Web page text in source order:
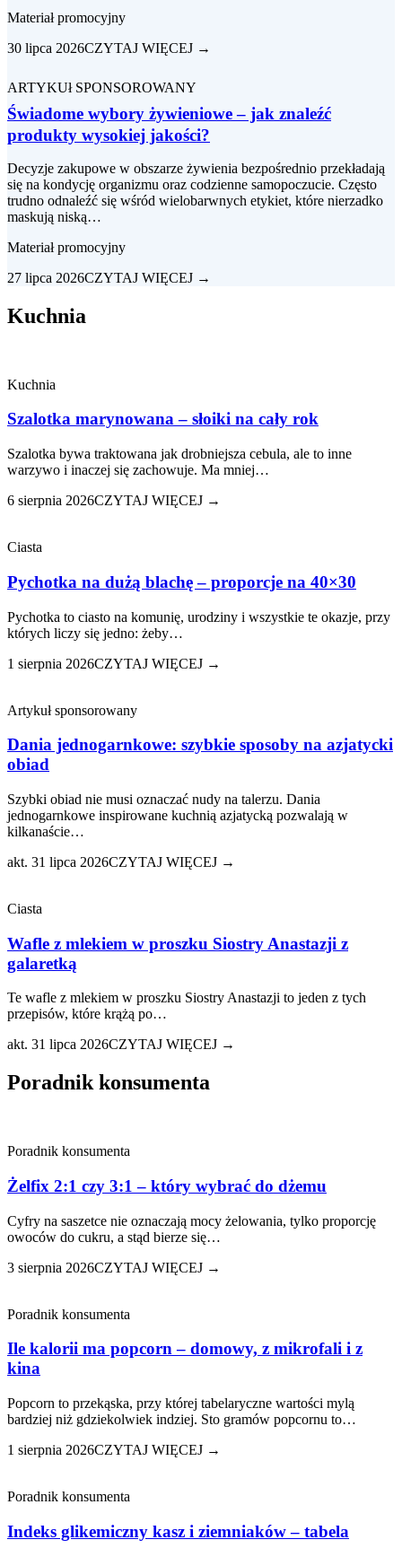
Materiał promocyjny
30 lipca 2026CZYTAJ WIĘCEJ →
ARTYKUł SPONSOROWANY
Świadome wybory żywieniowe – jak znaleźć
produkty wysokiej jakości?
Decyzje zakupowe w obszarze żywienia bezpośrednio przekładają
się na kondycję organizmu oraz codzienne samopoczucie. Często
trudno odnaleźć się wśród wielobarwnych etykiet, które nierzadko
maskują niską…
Materiał promocyjny
27 lipca 2026CZYTAJ WIĘCEJ →
Kuchnia
Kuchnia
Szalotka marynowana – słoiki na cały rok
Szalotka bywa traktowana jak drobniejsza cebula, ale to inne
warzywo i inaczej się zachowuje. Ma mniej…
6 sierpnia 2026CZYTAJ WIĘCEJ →
Ciasta
Pychotka na dużą blachę – proporcje na 40×30
Pychotka to ciasto na komunię, urodziny i wszystkie te okazje, przy
których liczy się jedno: żeby…
1 sierpnia 2026CZYTAJ WIĘCEJ →
Artykuł sponsorowany
Dania jednogarnkowe: szybkie sposoby na azjatycki
obiad
Szybki obiad nie musi oznaczać nudy na talerzu. Dania
jednogarnkowe inspirowane kuchnią azjatycką pozwalają w
kilkanaście…
akt. 31 lipca 2026CZYTAJ WIĘCEJ →
Ciasta
Wafle z mlekiem w proszku Siostry Anastazji z
galaretką
Te wafle z mlekiem w proszku Siostry Anastazji to jeden z tych
przepisów, które krążą po…
akt. 31 lipca 2026CZYTAJ WIĘCEJ →
Poradnik konsumenta
Poradnik konsumenta
Żelfix 2:1 czy 3:1 – który wybrać do dżemu
Cyfry na saszetce nie oznaczają mocy żelowania, tylko proporcję
owoców do cukru, a stąd bierze się…
3 sierpnia 2026CZYTAJ WIĘCEJ →
Poradnik konsumenta
Ile kalorii ma popcorn – domowy, z mikrofali i z
kina
Popcorn to przekąska, przy której tabelaryczne wartości mylą
bardziej niż gdziekolwiek indziej. Sto gramów popcornu to…
1 sierpnia 2026CZYTAJ WIĘCEJ →
Poradnik konsumenta
Indeks glikemiczny kasz i ziemniaków – tabela